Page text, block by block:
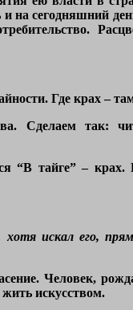
и на сегодняшний
Где крах –
Сделаем так:
“В тайге” – крах.
хотя искал его,
Человек,
жить искусством.